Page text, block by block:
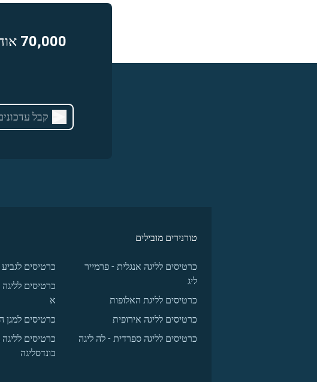
70,000
טורנירים מובילים
כרטיסים לליגה אנגלית - פרמייר
ליג
כרטיסים לליגת האלופות
כרטיסים לליגה אירופית
כרטיסים לליגה ספרדית - לה ליגה
כרטיסים לגביע
כרטיסים
א
כרטיסים למגן
כרטיסים
בונדסליגה